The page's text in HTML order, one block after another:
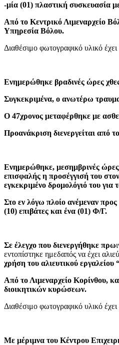
-μία (01) πλαστική συσκευασία
Από το Κεντρικό Λιμεναρχείο
Υπηρεσία Βόλου.
Διαθέσιμο φωτογραφικό υλικό
Ενημερώθηκε βραδινές ώρες
Συγκεκριμένα, ο ανωτέρω
Ο 47χρονος μεταφέρθηκε με
Προανάκριση διενεργείται από
Ενημερώθηκε, μεσημβρινές
επισφαλής η προσέγγισή του
εγκεκριμένο δρομολόγιό του
Στο εν λόγω πλοίο ανέμεναν
(10) επιβάτες και ένα (01) Φ/Γ.
Σε έλεγχο που διενεργήθηκε πρω
εντοπίστηκε ημεδαπός να έχει
χρήση του αλιευτικού
Από το Λιμεναρχείο Κορίνθου,
διοικητικών κυρώσεων.
Διαθέσιμο φωτογραφικό υλικό
Με μέριμνα του Κέντρου